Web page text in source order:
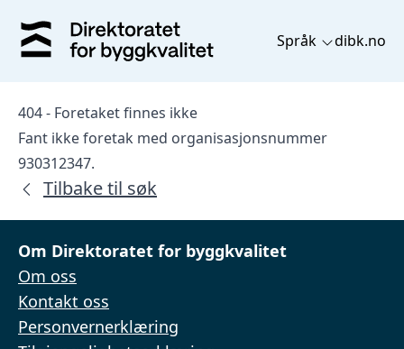
Språk dibk.no
404 - Foretaket finnes ikke
Fant ikke foretak med organisasjonsnummer
930312347.
Tilbake til søk
Om Direktoratet for byggkvalitet
Om oss
Kontakt oss
Personvernerklæring